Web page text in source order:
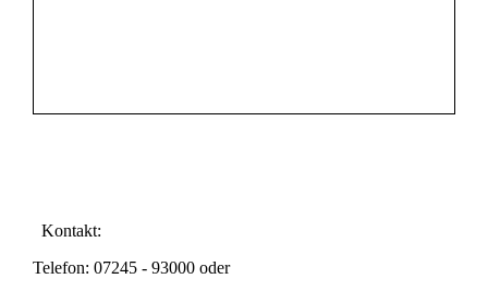
Kontakt:
Telefon: 07245 - 93000 oder